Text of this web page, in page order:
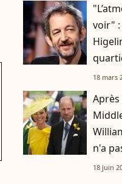
voir" :
du
18 mars
Après
n'a
18 juin